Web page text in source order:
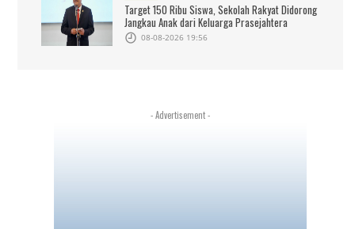
Target 150 Ribu Siswa, Sekolah Rakyat Didorong
Jangkau Anak dari Keluarga Prasejahtera
08-08-2026 19:56
- Advertisement -